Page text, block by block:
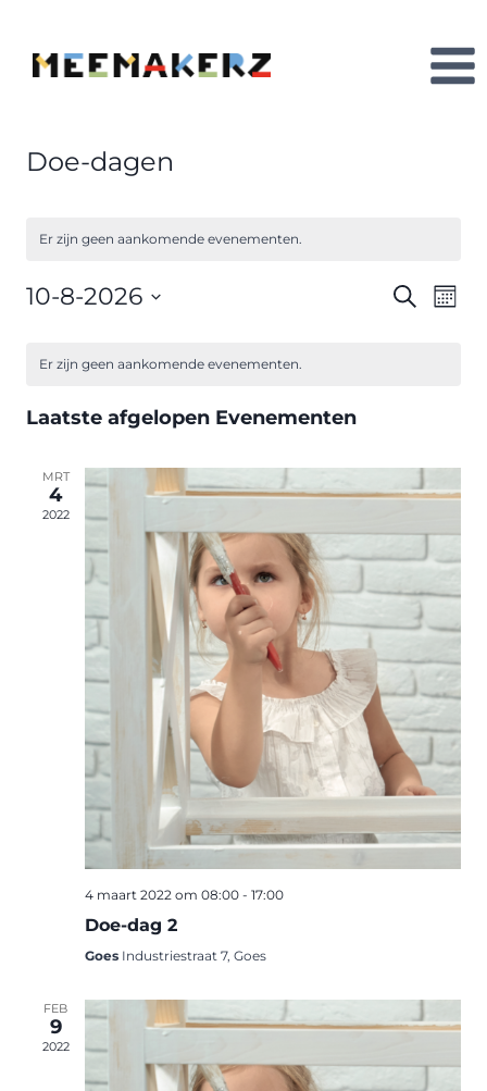
inhoud
Doe-dagen
Er zijn geen aankomende evenementen.
Zoeken
10-8-2026
eenKalender
Er zijn geen aankomende evenementen.
Laatste afgelopen Evenementen
MRT
4
2022
4 maart 2022 om 08:00 - 17:00
Doe-dag 2
Goes Industriestraat 7, Goes
FEB
9
2022